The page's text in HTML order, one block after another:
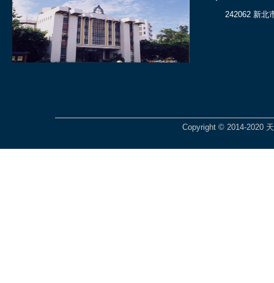
242062 新北
Copyright © 2014-2020